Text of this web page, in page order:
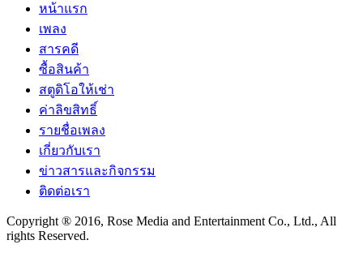
หน้าแรก
เพลง
สารคดี
ซื้อสินค้า
สตูดิโอให้เช่า
ค่าลิขสิทธิ์
รายชื่อเพลง
เกี่ยวกับเรา
ข่าวสารและกิจกรรม
ติดต่อเรา
Copyright ® 2016, Rose Media and Entertainment Co., Ltd., All
rights Reserved.